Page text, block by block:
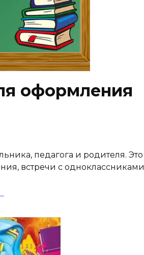
оформления
педагога и родителя. Это
встречи с одноклассниками